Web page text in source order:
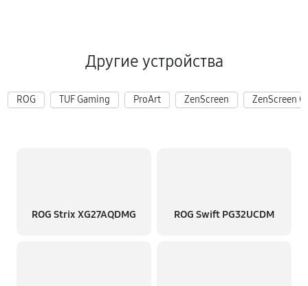
Другие устройства
ROG TUF Gaming ProArt ZenScreen ZenScreen
ROG Strix XG27AQDMG ROG Swift PG32UCDM